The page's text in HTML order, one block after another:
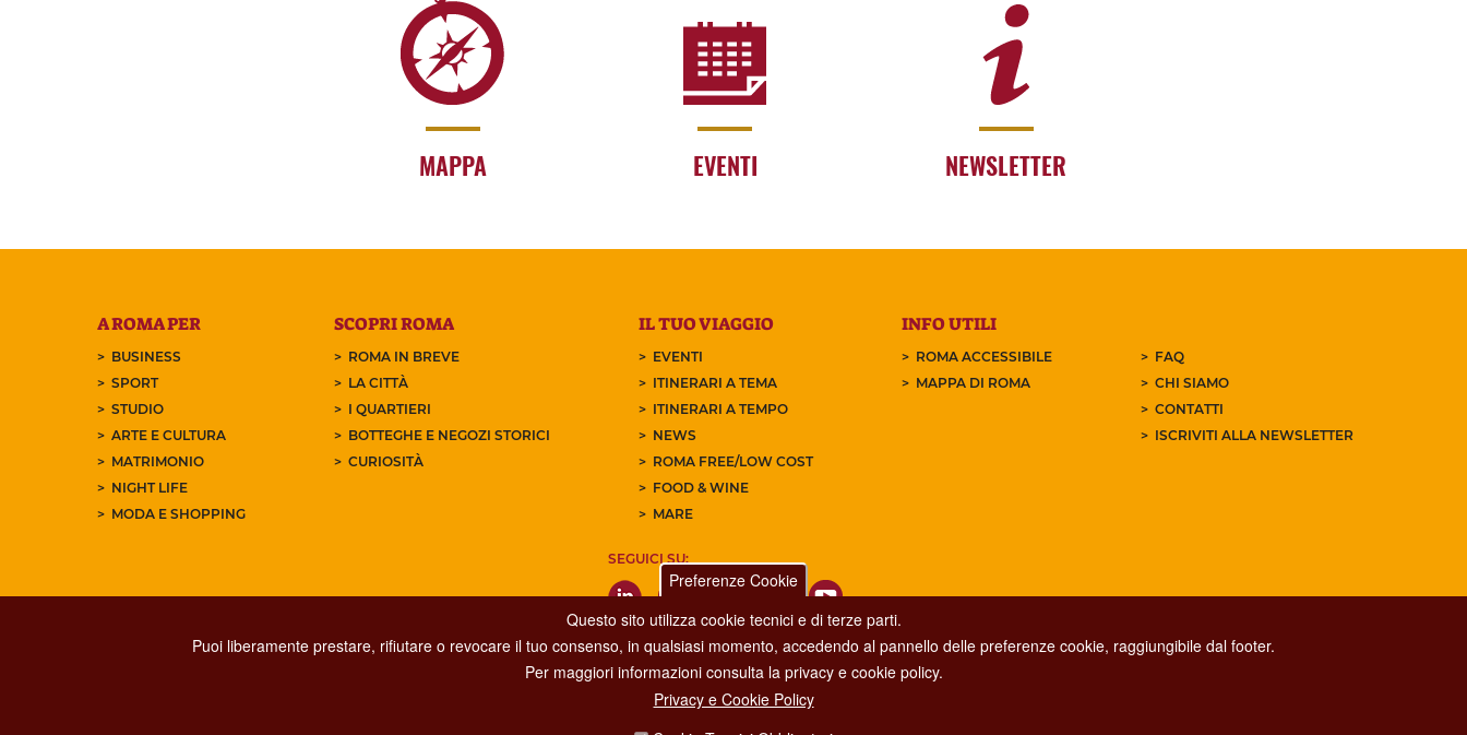
MAPPA EVENTI NEWSLETTER
A ROMA PER
BUSINESS
SPORT
STUDIO
ARTE E CULTURA
MATRIMONIO
NIGHT LIFE
MODA E SHOPPING
SCOPRI ROMA
ROMA IN BREVE
LA CITTÀ
I QUARTIERI
BOTTEGHE E NEGOZI STORICI
CURIOSITÀ
IL TUO VIAGGIO
EVENTI
ITINERARI A TEMA
ITINERARI A TEMPO
NEWS
ROMA FREE/LOW COST
FOOD & WINE
MARE
INFO UTILI
ROMA ACCESSIBILE
MAPPA DI ROMA
FAQ
CHI SIAMO
CONTATTI
ISCRIVITI ALLA NEWSLETTER
SEGUICI SU:
Dipartimento Grandi Eventi, Sport, Turismo e Moda.
Preferenze Cookie
Questo sito utilizza cookie tecnici e di terze parti.
Puoi liberamente prestare, rifiutare o revocare il tuo consenso, in qualsiasi momento, accedendo al pannello delle preferenze cookie, raggiungibile dal footer.
Per maggiori informazioni consulta la privacy e cookie policy.
Privacy e Cookie Policy